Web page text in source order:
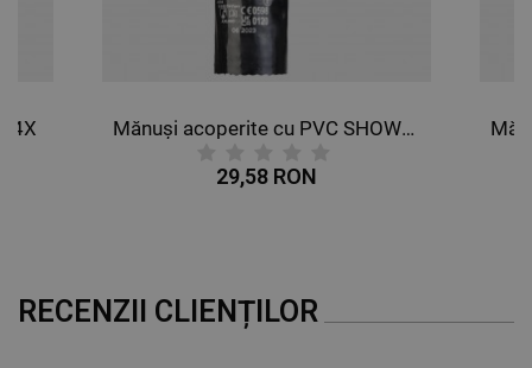
Mănuși acoperite cu PVC SHOWA 660ESD
29,58 RON
RECENZII CLIENȚILOR
DE TARGETARE
DE FUNCŢIONALITATE
NECLASIFICATE